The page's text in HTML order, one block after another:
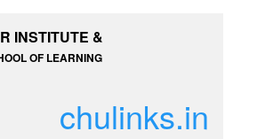
INSTITUTE &
OF LEARNING
chulinks.in